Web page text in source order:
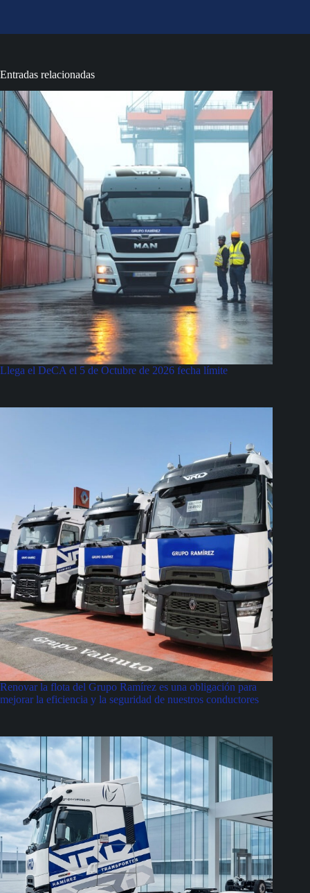
Entradas relacionadas
Llega el DeCA el 5 de Octubre de 2026 fecha límite
Renovar la flota del Grupo Ramírez es una obligación para
mejorar la eficiencia y la seguridad de nuestros conductores